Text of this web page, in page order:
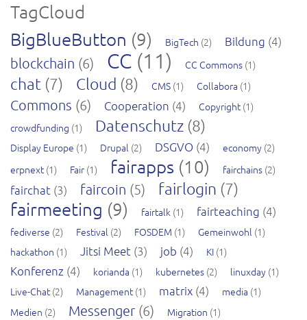
TagCloud
BigBlueButton (9) BigTech (2) Bildung (4)
blockchain (6) CC (11) CC Commons (1)
chat (7) Cloud (8) CMS (1) Collabora (1)
Commons (6) Cooperation (4) Copyright(1)
crowdfunding (1) Datenschutz (8)
Display Europe (1) Drupal (2) DSGVO (4) economy (2)
erpnext(1) Fair (1) fairapps (10) fairchains (2)
fairchat (3) faircoin (5) fairlogin (7)
fairmeeting (9) fairtalk (1) fairteaching (4)
fediverse (2) Festival (2) FOSDEM (1) Gemeinwohl (1)
hackathon (1) Jitsi Meet (3) job (4) KI (1)
Konferenz (4) korianda (1) kubernetes (2) linuxday (1)
Live-Chat(2) Management(1) matrix (4) media (1)
Medien (2) Messenger (6) Migration (1)